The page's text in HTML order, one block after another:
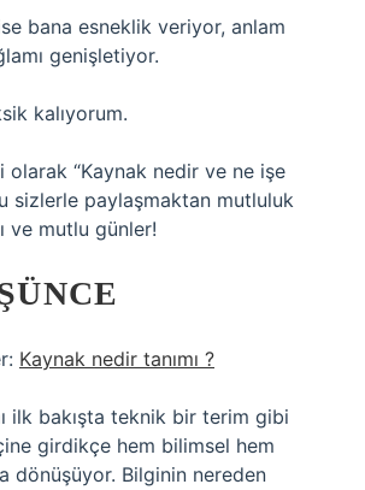
bana esneklik veriyor, anlam
genişletiyor.
kalıyorum.
olarak “Kaynak nedir ve ne işe
sizlerle paylaşmaktan mutluluk
ve mutlu günler!
Kaynak nedir tanımı ?
ilk bakışta teknik bir terim gibi
girdikçe hem bilimsel hem
dönüşüyor. Bilginin nereden